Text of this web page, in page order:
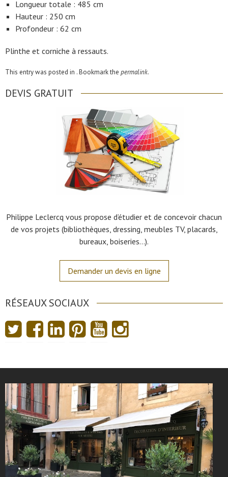
Longueur totale : 485 cm
Hauteur : 250 cm
Profondeur : 62 cm
Plinthe et corniche à ressauts.
This entry was posted in . Bookmark the permalink.
DEVIS GRATUIT
Philippe Leclercq vous propose d’étudier et de concevoir chacun
de vos projets (bibliothèques, dressing, meubles TV, placards,
bureaux, boiseries…).
Demander un devis en ligne
RÉSEAUX SOCIAUX